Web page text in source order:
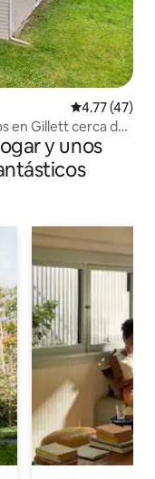
Calificación
4.77 (47)
en Gillett cerca de
y unos